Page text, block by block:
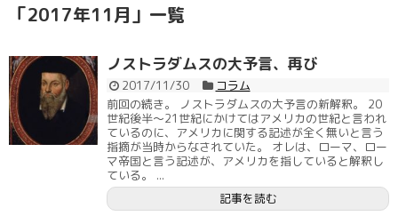
「2017年11月 」 一覧
ノストラダムスの大予言、再び
2017/11/30
コラム
前回の続き。 ノストラダムスの大予言の新解釈。 20
世紀後半～21世紀にかけてはアメリカの世紀と言われ
ているのに、アメリカに関する記述が全く無いと言う
指摘が当時からなされていた。 オレは、ローマ、ロー
マ帝国と言う記述が、アメリカを指していると解釈し
ている。 ...
記事を読む